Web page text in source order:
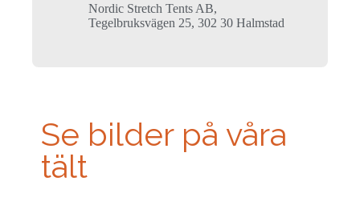
Nordic Stretch Tents AB,
Tegelbruksvägen 25, 302 30 Halmstad
Se bilder på våra
tält